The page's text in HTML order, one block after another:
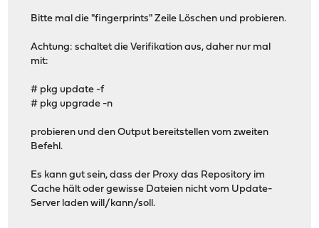
Bitte mal die "fingerprints" Zeile Löschen und probieren.
Achtung: schaltet die Verifikation aus, daher nur mal
mit:
# pkg update -f
# pkg upgrade -n
probieren und den Output bereitstellen vom zweiten
Befehl.
Es kann gut sein, dass der Proxy das Repository im
Cache hält oder gewisse Dateien nicht vom Update-
Server laden will/kann/soll.